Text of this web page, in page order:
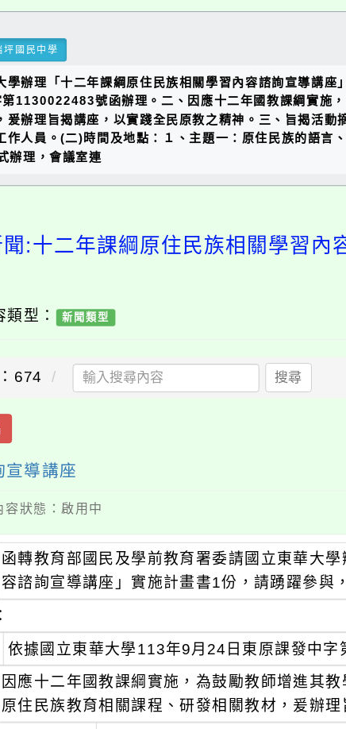
坪國民中學
辦理「十二年課綱原住民族相關學習內容諮詢宣導講座
1130022483號函辦理。二、因應十二年國教課綱實施
辦理旨揭講座，以實踐全民原教之精神。三、旨揭活
作人員。(二)時間及地點：１、主題一：原住民族的語言
辦理，會議室連
:十二年課綱原住民族相關學習內
類型： 新聞類型
674 搜尋
宣導講座
狀態：啟用中
函轉教育部國民及學前教育署委請國立東華大
容諮詢宣導講座」實施計畫書1份，請踴躍參與
依據國立東華大學113年9月24日東原課發中字
因應十二年國教課綱實施，為鼓勵教師增進其
原住民族教育相關課程、研發相關教材，爰辦